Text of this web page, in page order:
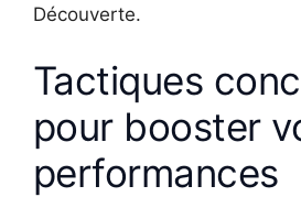
Découverte.
Tactiques
pour booster
performances